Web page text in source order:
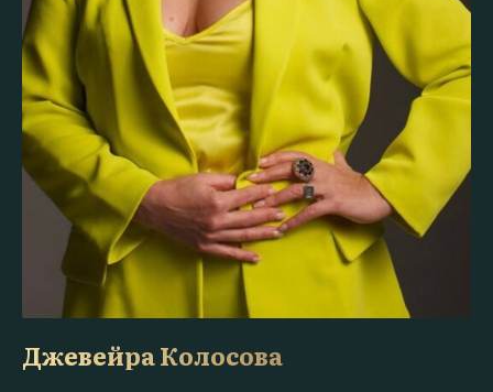
Джевейра Колосова